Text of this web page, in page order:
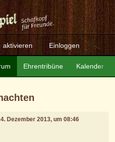
aktivieren Einloggen
Ehrentribüne Kalender
Dezember 2013, um 08:46